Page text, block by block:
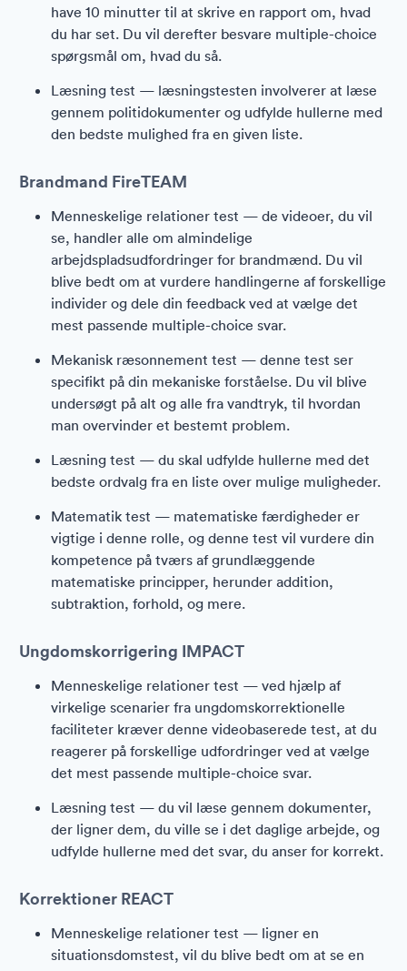
have 10 minutter til at skrive en rapport om, hvad
du har set. Du vil derefter besvare multiple-choice
spørgsmål om, hvad du så.
Læsning test — læsningstesten involverer at læse
gennem politidokumenter og udfylde hullerne med
den bedste mulighed fra en given liste.
Brandmand FireTEAM
Menneskelige relationer test — de videoer, du vil
se, handler alle om almindelige
arbejdspladsudfordringer for brandmænd. Du vil
blive bedt om at vurdere handlingerne af forskellige
individer og dele din feedback ved at vælge det
mest passende multiple-choice svar.
Mekanisk ræsonnement test — denne test ser
specifikt på din mekaniske forståelse. Du vil blive
undersøgt på alt og alle fra vandtryk, til hvordan
man overvinder et bestemt problem.
Læsning test — du skal udfylde hullerne med det
bedste ordvalg fra en liste over mulige muligheder.
Matematik test — matematiske færdigheder er
vigtige i denne rolle, og denne test vil vurdere din
kompetence på tværs af grundlæggende
matematiske principper, herunder addition,
subtraktion, forhold, og mere.
Ungdomskorrigering IMPACT
Menneskelige relationer test — ved hjælp af
virkelige scenarier fra ungdomskorrektionelle
faciliteter kræver denne videobaserede test, at du
reagerer på forskellige udfordringer ved at vælge
det mest passende multiple-choice svar.
Læsning test — du vil læse gennem dokumenter,
der ligner dem, du ville se i det daglige arbejde, og
udfylde hullerne med det svar, du anser for korrekt.
Korrektioner REACT
Menneskelige relationer test — ligner en
situationsdomstest, vil du blive bedt om at se en